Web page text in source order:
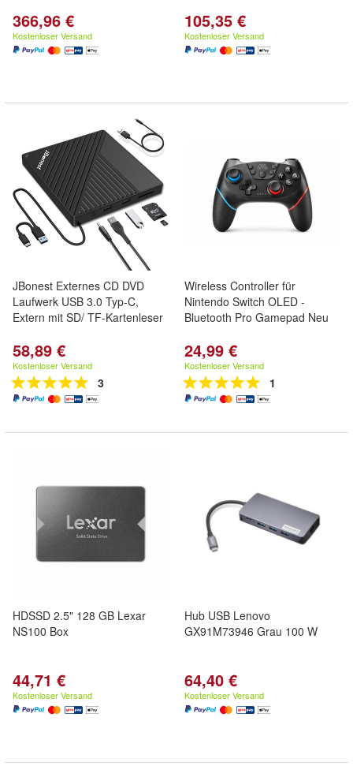
366,96 €
Kostenloser Versand
105,35 €
Kostenloser Versand
JBonest Externes CD DVD
Laufwerk USB 3.0 Typ-C,
Extern mit SD/ TF-Kartenleser
58,89 €
Kostenloser Versand
3
Wireless Controller für
Nintendo Switch OLED -
Bluetooth Pro Gamepad Neu
24,99 €
Kostenloser Versand
1
HDSSD 2.5" 128 GB Lexar
NS100 Box
44,71 €
Kostenloser Versand
Hub USB Lenovo
GX91M73946 Grau 100 W
64,40 €
Kostenloser Versand